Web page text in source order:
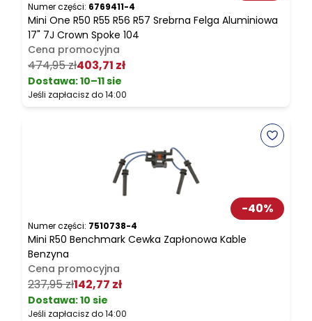
Numer części: 6769411-4
Mini One R50 R55 R56 R57 Srebrna Felga Aluminiowa
17" 7J Crown Spoke 104
Cena promocyjna
474,95 zł403,71 zł
Dostawa:10–11 sie
Jeśli zapłacisz do 14:00
-40%
Numer części: 7510738-4
Mini R50 Benchmark Cewka Zapłonowa Kable
Benzyna
Cena promocyjna
237,95 zł142,77 zł
Dostawa:10 sie
Jeśli zapłacisz do 14:00